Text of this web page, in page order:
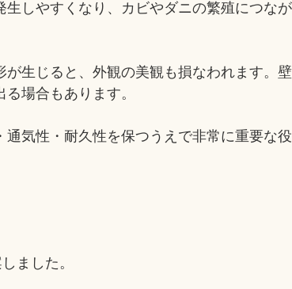
しやすくなり、カビやダニの繁殖につな
生じると、外観の美観も損なわれます。
場合もあります。
気性・耐久性を保つうえで非常に重要な役
ました。